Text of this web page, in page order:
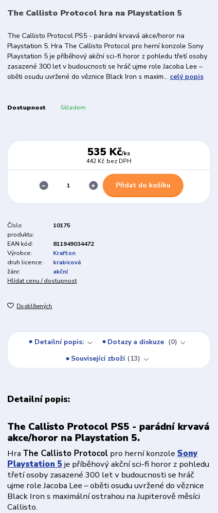
The Callisto Protocol hra na Playstation 5
The Callisto Protocol PS5 - parádní krvavá akce/horor na
Playstation 5. Hra The Callisto Protocol pro herní konzole Sony
Playstation 5 je příběhový akční sci-fi horor z pohledu třetí osoby
zasazené 300 let v budoucnosti se hráč ujme role Jacoba Lee –
oběti osudu uvržené do věznice Black Iron s maxim... celý popis
Dostupnost Skladem
535 Kč/ks
442 Kč bez DPH
Přidat do košíku
Číslo
produktu:
10175
EAN kód:
811949034472
Výrobce:
Krafton
druh licence:
krabicová
žánr:
akční
Hlídat cenu / dostupnost
Do oblíbených
Detailní popis: Dotazy a diskuze
0
Související zboží
13
Detailní popis:
The Callisto Protocol PS5 - parádní krvavá
akce/horor na Playstation 5.
Hra The Callisto Protocol pro herní konzole Sony
Playstation 5 je příběhový akční sci-fi horor z pohledu
třetí osoby zasazené 300 let v budoucnosti se hráč
ujme role Jacoba Lee – oběti osudu uvržené do věznice
Black Iron s maximální ostrahou na Jupiterově měsíci
Callisto.